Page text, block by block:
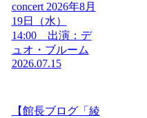
concert 2026年8月
19日（水）
14:00 出演：デ
ュオ・ブルーム
2026.07.15
【館長ブログ「綾